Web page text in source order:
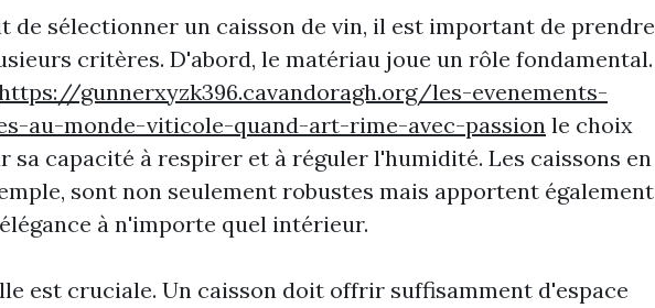
de sélectionner un caisson de vin, il est important de prendre
critères. D'abord, le matériau joue un rôle fondamental.
gunnerxyzk396.cavandoragh.org/les-evenements-
au-monde-viticole-quand-art-rime-avec-passion le choix
sa capacité à respirer et à réguler l'humidité. Les caissons en
sont non seulement robustes mais apportent également
à n'importe quel intérieur.
est cruciale. Un caisson doit offrir suffisamment d'espace